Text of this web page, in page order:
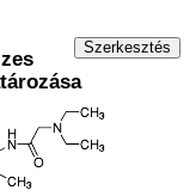
Szerkesztés